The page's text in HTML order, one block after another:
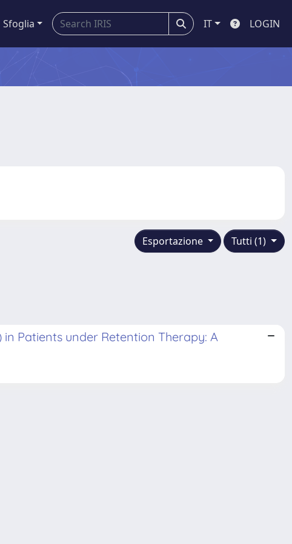
Sfoglia IT LOGIN
Tutti (1)
Esportazione
Patients under Retention Therapy: A